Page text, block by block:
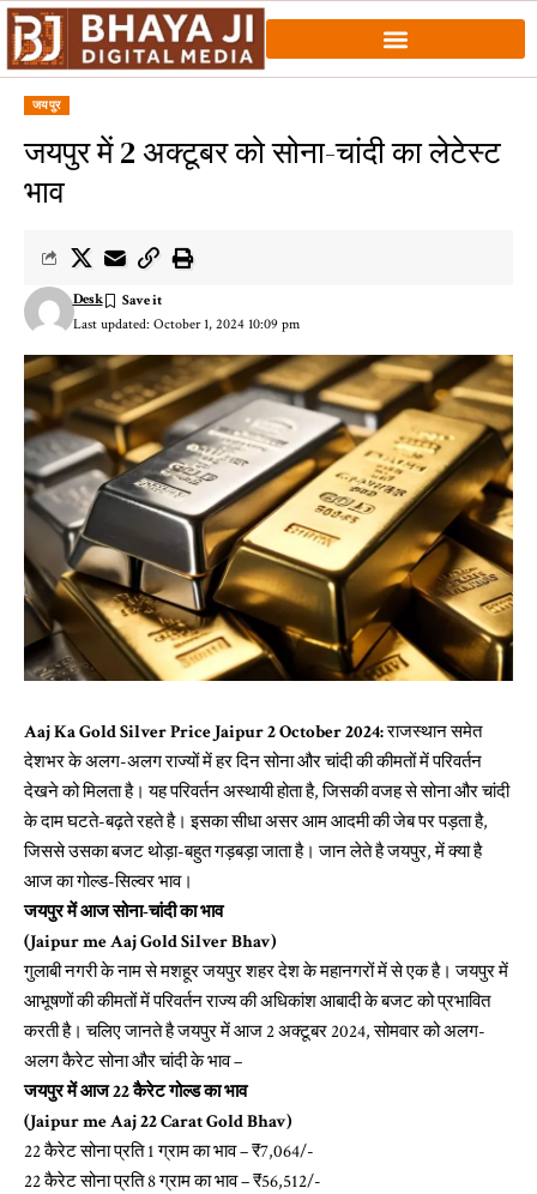
जयपुर
जयपुर में 2 अक्टूबर को सोना-चांदी का लेटेस्ट
भाव
Last updated: October 1, 2024 10:09 pm
Desk
Aaj Ka Gold Silver Price Jaipur 2 October 2024:राजस्थान समेत
देशभर के अलग-अलग राज्यों में हर दिन सोना और चांदी की कीमतों में परिवर्तन
देखने को मिलता है। यह परिवर्तन अस्थायी होता है, जिसकी वजह से सोना और चांदी
के दाम घटते-बढ़ते रहते है। इसका सीधा असर आम आदमी की जेब पर पड़ता है,
जिससे उसका बजट थोड़ा-बहुत गड़बड़ा जाता है। जान लेते है जयपुर, में क्या है
आज का गोल्ड-सिल्वर भाव।
जयपुर में आज सोना-चांदी का भाव
(Jaipur me Aaj Gold Silver Bhav)
गुलाबी नगरी के नाम से मशहूर जयपुर शहर देश के महानगरों में से एक है। जयपुर में
आभूषणों की कीमतों में परिवर्तन राज्य की अधिकांश आबादी के बजट को प्रभावित
करती है। चलिए जानते है जयपुर में आज 2 अक्टूबर 2024, सोमवार को अलग-
अलग कैरेट सोना और चांदी के भाव –
जयपुर में आज 22 कैरेट गोल्ड का भाव
(Jaipur me Aaj 22 Carat Gold Bhav)
22 कैरेट सोना प्रति 1 ग्राम का भाव – ₹7,064/-
22 कैरेट सोना प्रति 8 ग्राम का भाव – ₹56,512/-